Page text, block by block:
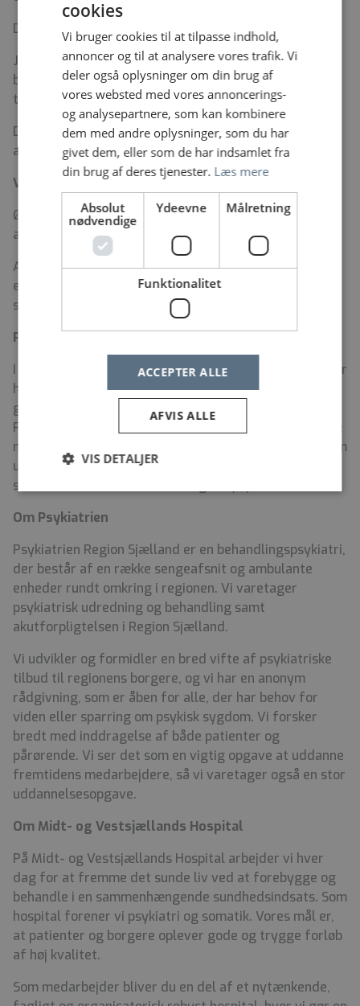
Du ansættes i henhold til gældende overenskomst.
Jf. Region Sjællands personalepolitik er det en
betingelse for ansættelsen, at der indhentes
tilfredsstillende børne- og straffeattest.
Du kan læse mere om Region Sjælland som
arbejdsplads (link).
Vil du vide mere?
Ønsker du yderligere information er du velkommen til
at kontakte oversygeplejerske Gitte Moth 61 50 80 29
Ansøgningsfrist d. 27/5 2026 med opstart d. 1/7 2026
eller efter aftale, og ansøgere indkaldes løbende til
samtale. Samtale forventes afholdt d. 1/6 2026.
Psykiatrien som arbejdsplads
I Psykiatrien Region Sjælland kan du gøre en forskel for
hele mennesket. Vi skaber håb, vilje og lyst til livet. Du
gør en meningsfuld forskel, når du vælger at arbejde i
Psykiatrien. Gør karriere i Psykiatrien, hvis du vil redde
mere end liv. Se mere på
– og læs om
udviklingsmuligheder, karriereveje og alt det andet
som er rart at vide, når man søger nyt job.
Om Psykiatrien
Psykiatrien Region Sjælland er en behandlingspsykiatri,
der består af en række sengeafsnit og ambulante
enheder rundt omkring i regionen. Vi varetager
psykiatrisk udredning og behandling samt
akutforpligtelsen i Region Sjælland.
Vi udvikler og formidler en bred vifte af psykiatriske
tilbud til regionens borgere, og vi har en anonym
rådgivning, som er åben for alle, der har behov for
viden eller sparring om psykisk sygdom. Vi forsker
bredt med inddragelse af både patienter og
pårørende. Vi ser det som en vigtig opgave at uddanne
fremtidens medarbejdere, så vi varetager også en stor
uddannelsesopgave.
Om Midt- og Vestsjællands Hospital
På Midt- og Vestsjællands Hospital arbejder vi hver
dag for at fremme det sunde liv ved at forebygge og
behandle i en sammenhængende sundhedsindsats. Som
hospital forener vi psykiatri og somatik. Vores mål er,
at patienter og borgere oplever gode og trygge forløb
af høj kvalitet.
Som medarbejder bliver du en del af et nytænkende,
cookies
Vi bruger cookies til at tilpasse indhold,
annoncer og til at analysere vores trafik. Vi
deler også oplysninger om din brug af
vores websted med vores annoncerings-
og analysepartnere, som kan kombinere
dem med andre oplysninger, som du har
givet dem, eller som de har indsamlet fra
din brug af deres tjenester. Læs mere
Absolut
nødvendige
Ydeevne Målretning
Funktionalitet
ACCEPTER ALLE
AFVIS ALLE
VIS DETALJER